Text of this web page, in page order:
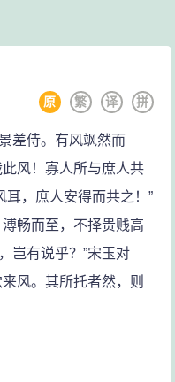
拼
译
繁
原
侍。有风飒然而
风！寡人所与庶人共
耳，庶人安得而共之！”
畅而至，不择贵贱高
岂有说乎？”宋玉对
风。其所托者然，则